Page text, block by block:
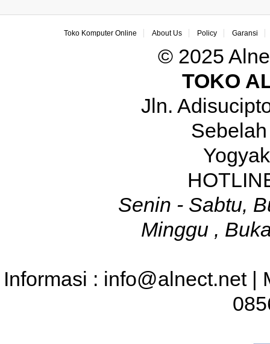
Toko Komputer Online About Us Policy Garansi
© 2025
TOKO
Jln.
Senin - Sabtu,
Minggu ,
Informasi : info@alnect.net |